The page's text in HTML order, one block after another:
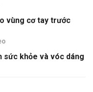
vùng cơ tay trước
sức khỏe và vóc dáng